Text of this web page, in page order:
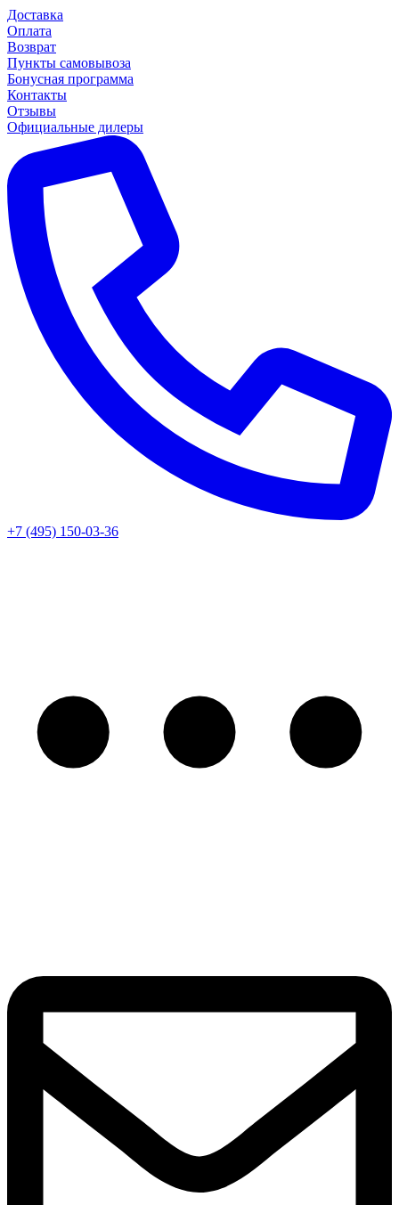
Доставка
Оплата
Возврат
Пункты самовывоза
Бонусная программа
Контакты
Отзывы
Официальные дилеры
+7 (495) 150-03-36